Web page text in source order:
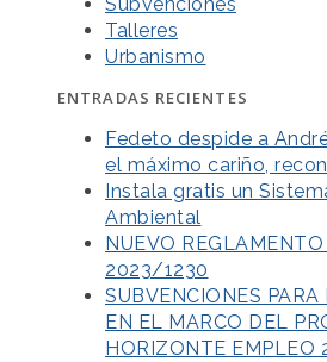
Talleres
Urbanismo
ENTRADAS RECIENTES
Fedeto despide a
el máximo cariño,
Instala gratis un
Ambiental
NUEVO
2023/1230
SUBVENCIONES
EN EL MARCO DEL
HORIZONTE EMPLEO